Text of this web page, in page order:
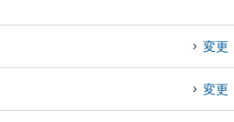
変更
変更